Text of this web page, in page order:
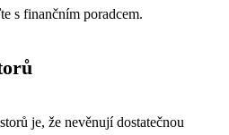
s finančním poradcem.
je, že nevěnují dostatečnou